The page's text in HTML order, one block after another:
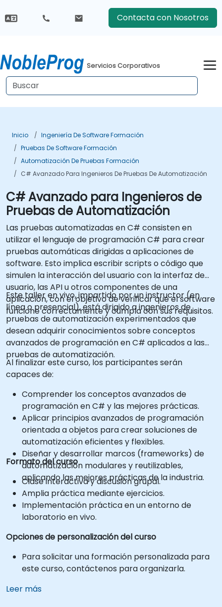
Contacta con Nosotros
Servicios Corporativos
Inicio
Ingeniería De Software Formación
Pruebas De Software Formación
Automatización De Pruebas Formación
C# Avanzado Para Ingenieros De Pruebas De Automatización
C# Avanzado para Ingenieros de
Pruebas de Automatización
Las pruebas automatizadas en C# consisten en
utilizar el lenguaje de programación C# para crear
pruebas automáticas dirigidas a aplicaciones de
software. Esto implica escribir scripts o código que
simulen la interacción del usuario con la interfaz de
usuario, las API u otros componentes de una
aplicación, con el objetivo de verificar que el software
funcione correctamente y cumpla con sus requisitos.
Este taller en vivo, impartido por un instructor (en
línea o presencial), está dirigido a ingenieros de
pruebas de automatización experimentados que
desean adquirir conocimientos sobre conceptos
avanzados de programación en C# aplicados a las
pruebas de automatización.
Al finalizar este curso, los participantes serán
capaces de:
Comprender los conceptos avanzados de
programación en C# y las mejores prácticas.
Aplicar principios avanzados de programación
orientada a objetos para crear soluciones de
automatización eficientes y flexibles.
Diseñar y desarrollar marcos (frameworks) de
automatización modulares y reutilizables,
aplicando las mejores prácticas de la industria.
Formato del curso
Clase interactiva y discusión grupal.
Amplia práctica mediante ejercicios.
Implementación práctica en un entorno de
laboratorio en vivo.
Opciones de personalización del curso
Para solicitar una formación personalizada para
este curso, contáctenos para organizarla.
Leer más